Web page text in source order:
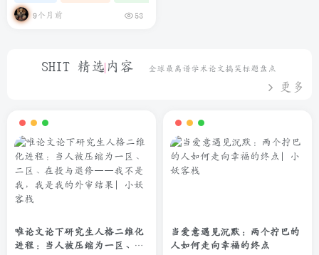
9个月前 53
SHIT 精选内容 全球最离谱学术论文搞笑标题盘点
更多
唯论文论下研究生人格二维化
进程：当人被压缩为一区、二
当爱意遇见沉默：两个拧巴的
人如何走向幸福的终点